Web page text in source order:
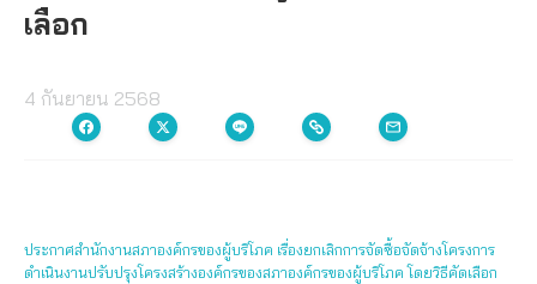
เลือก
4 กันยายน 2568
ประกาศสำนักงานสภาองค์กรของผู้บริโภค เรื่องยกเลิกการจัดซื้อจัดจ้างโครงการ
ดำเนินงานปรับปรุงโครงสร้างองค์กรของสภาองค์กรของผู้บริโภค โดยวิธีคัดเลือก